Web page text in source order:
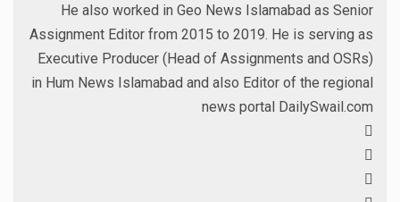
He also worked in Geo News Islamabad as Senior
Assignment Editor from 2015 to 2019. He is serving as
Executive Producer (Head of Assignments and OSRs)
in Hum News Islamabad and also Editor of the regional
news portal DailySwail.com